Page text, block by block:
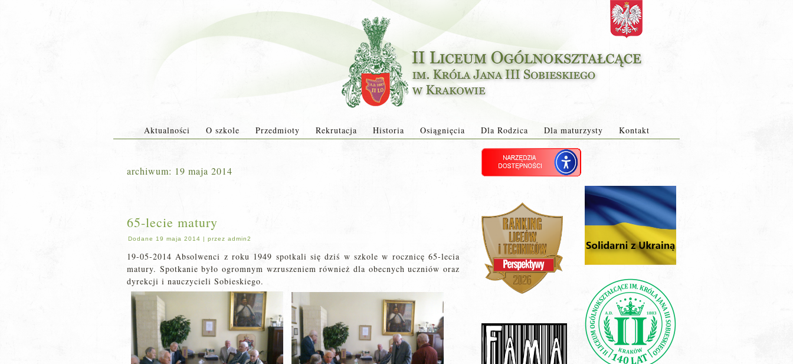
Aktualności O szkole Przedmioty Rekrutacja Historia Osiągnięcia Dla Rodzica Dla maturzysty Kontakt
archiwum: 19 maja 2014
65-lecie matury
Dodane 19 maja 2014 | przez admin2
19-05-2014 Absolwenci z roku 1949 spotkali się dziś w szkole w rocznicę 65-lecia
matury. Spotkanie było ogromnym wzruszeniem również dla obecnych uczniów oraz
dyrekcji i nauczycieli Sobieskiego.